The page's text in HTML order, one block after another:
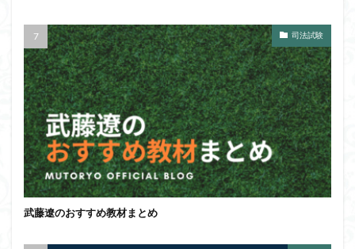
司法試験
武藤遼のおすすめ教材まとめ